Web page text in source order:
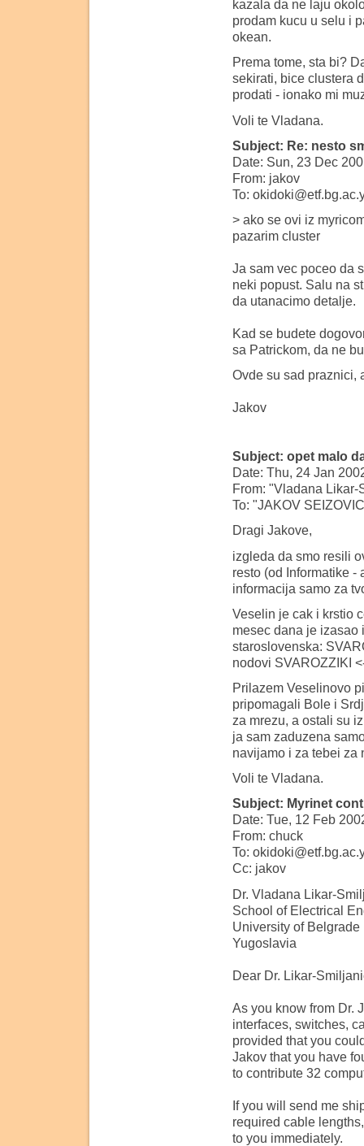
kazala da ne laju
prodam kucu u selu i
okean.
Prema tome, sta bi?
sekirati, bice clustera
prodati - ionako mi
Voli te Vladana.
Subject: Re: nesto
Date: Sun, 23 Dec
From: jakov
To:
> ako se ovi iz
pazarim cluster
Ja sam vec poceo da
neki popust. Salu na
da utanacimo detalje.
Kad se budete
sa Patrickom, da ne
Ovde su sad praznici,
Jakov
Subject: opet malo
Date: Thu, 24 Jan
From: "Vladana
To: "JAKOV
Dragi Jakove,
izgleda da smo resili
resto (od Informatike -
informacija samo za
Veselin je cak i krstio
mesec dana je izasao
staroslovenska:
nodovi SVAROZZIKI
Prilazem Veselinovo
pripomagali Bole i
za mrezu, a ostali su
ja sam zaduzena
navijamo i za tebei za
Voli te Vladana.
Subject: Myrinet
Date: Tue, 12 Feb
From: chuck
To:
Cc: jakov
Dr. Vladana Likar-
School of Electrical
University of Belgrade
Yugoslavia
Dear Dr. Likar-
As you know from Dr.
interfaces, switches,
provided that you
Jakov that you have
to contribute 32
If you will send me
required cable
to you immediately.